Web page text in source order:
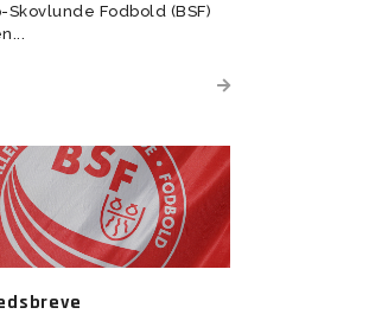
søges til
(21-22)
Skovlunde Fodbold (BSF)